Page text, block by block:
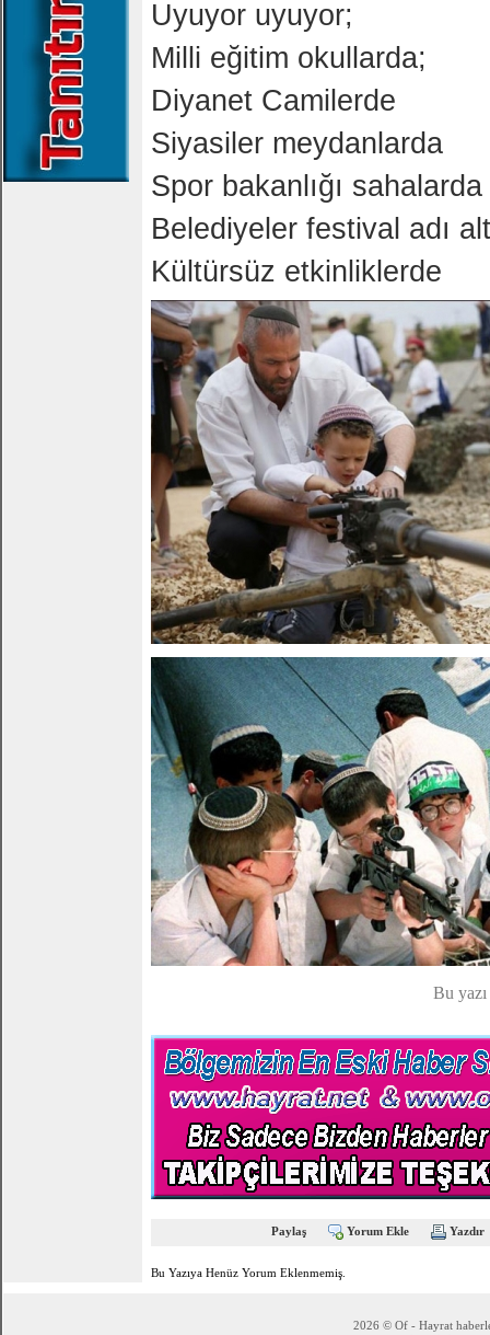
Uyuyor uyuyor;
Milli eğitim okullarda;
Diyanet Camilerde
Siyasiler meydanlarda
Spor bakanlığı sahalarda
Belediyeler festival adı
Kültürsüz etkinliklerde
Bu
Paylaş Yorum Ekle Yazdır
Bu Yazıya Henüz Yorum Eklenmemiş.
2026 © Of - Hayrat